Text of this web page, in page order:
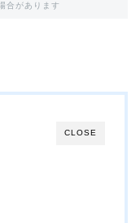
合があります
CLOSE